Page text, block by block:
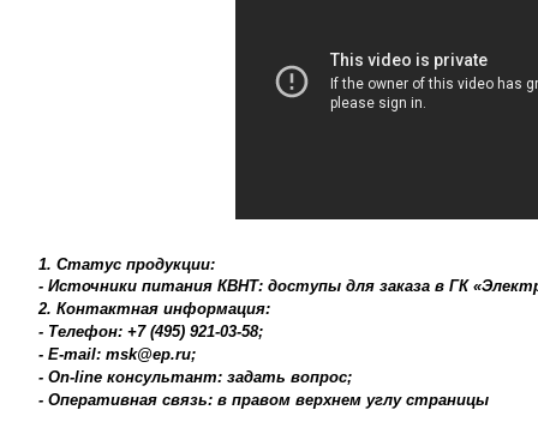
1. Статус продукции:
- Источники питания КВНТ: доступы для заказа в ГК
2. Контактная информация:
- Телефон: +7 (495) 921-03-58;
- E-mail: msk@ep.ru;
- On-line консультант: задать вопрос;
- Оперативная связь: в правом верхнем углу страницы